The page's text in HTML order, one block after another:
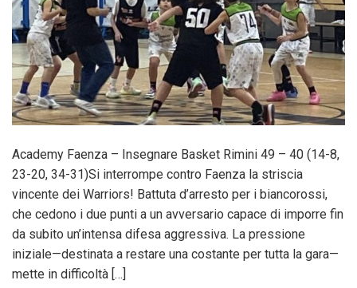
Academy Faenza – Insegnare Basket Rimini 49 – 40 (14-8,
23-20, 34-31)Si interrompe contro Faenza la striscia
vincente dei Warriors! Battuta d’arresto per i biancorossi,
che cedono i due punti a un avversario capace di imporre fin
da subito un’intensa difesa aggressiva. La pressione
iniziale—destinata a restare una costante per tutta la gara—
mette in difficoltà […]